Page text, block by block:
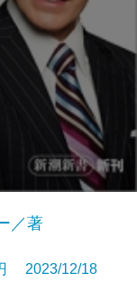
／著
2023/12/18